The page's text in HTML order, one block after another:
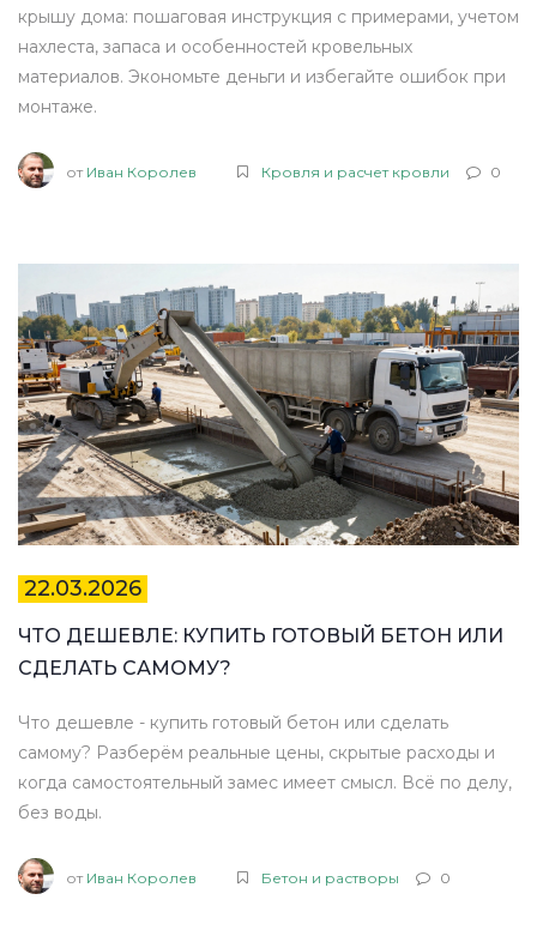
крышу дома: пошаговая инструкция с примерами, учетом
нахлеста, запаса и особенностей кровельных
материалов. Экономьте деньги и избегайте ошибок при
монтаже.
от Иван Королев Кровля и расчет кровли 0
22.03.2026
ЧТО ДЕШЕВЛЕ: КУПИТЬ ГОТОВЫЙ БЕТОН ИЛИ
СДЕЛАТЬ САМОМУ?
Что дешевле - купить готовый бетон или сделать
самому? Разберём реальные цены, скрытые расходы и
когда самостоятельный замес имеет смысл. Всё по делу,
без воды.
от Иван Королев Бетон и растворы 0